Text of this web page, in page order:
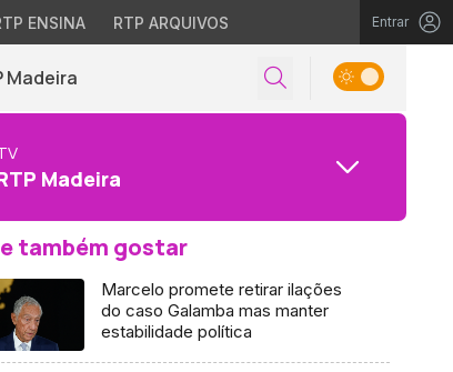
ENSINA RTP ARQUIVOS Entrar
Madeira
Madeira
também gostar
Marcelo promete retirar ilações
do caso Galamba mas manter
estabilidade política